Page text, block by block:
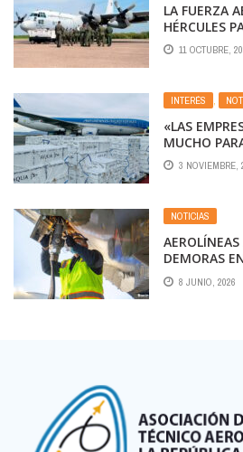
LA FUERZA
HÉRCULES
11 OCTUBRE,
INTERÉS ,
«LAS
MUCHO
ASEGURÓ
3 NOVIEMBRE,
NOTICIAS
DEMORAS
AVIONES Y
COMBUSTIBLE
8 JUNIO, 2026